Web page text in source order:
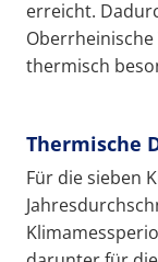
erreicht.
thermisch
Thermische
Für die sieben